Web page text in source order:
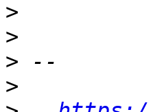
>
>
>
>